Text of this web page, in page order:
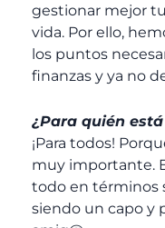
gestionar mejor
vida. Por ello,
los puntos
finanzas y ya no
¿Para quién
¡Para todos!
muy importante.
todo en términos
siendo un capo y